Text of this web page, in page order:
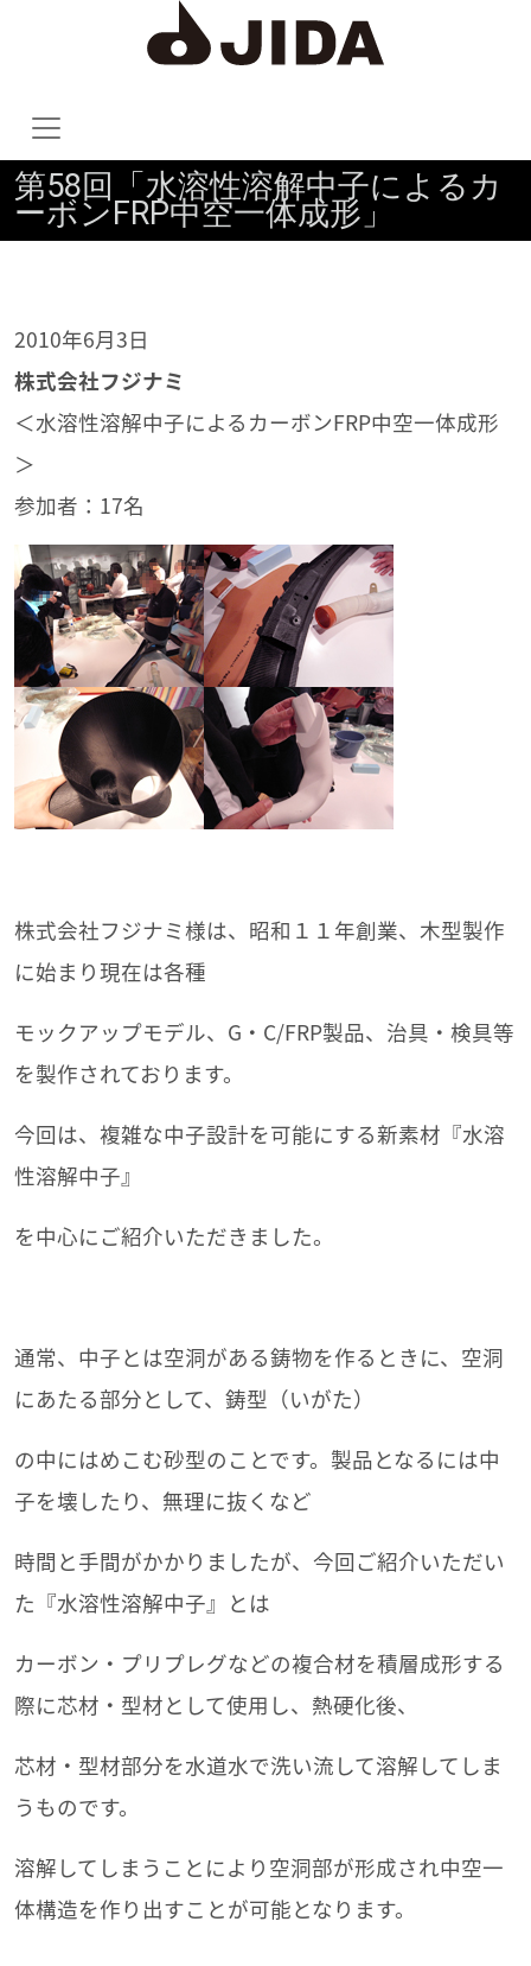
第58回「水溶性溶解中子によるカ
ーボンFRP中空一体成形」
2010年6月3日
株式会社フジナミ
＜水溶性溶解中子によるカーボンFRP中空一体成形
＞
参加者：17名
株式会社フジナミ様は、昭和１１年創業、木型製作
に始まり現在は各種
モックアップモデル、G・C/FRP製品、治具・検具等
を製作されております。
今回は、複雑な中子設計を可能にする新素材『水溶
性溶解中子』
を中心にご紹介いただきました。
通常、中子とは空洞がある鋳物を作るときに、空洞
にあたる部分として、鋳型（いがた）
の中にはめこむ砂型のことです。製品となるには中
子を壊したり、無理に抜くなど
時間と手間がかかりましたが、今回ご紹介いただい
た『水溶性溶解中子』とは
カーボン・プリプレグなどの複合材を積層成形する
際に芯材・型材として使用し、熱硬化後、
芯材・型材部分を水道水で洗い流して溶解してしま
うものです。
溶解してしまうことにより空洞部が形成され中空一
体構造を作り出すことが可能となります。